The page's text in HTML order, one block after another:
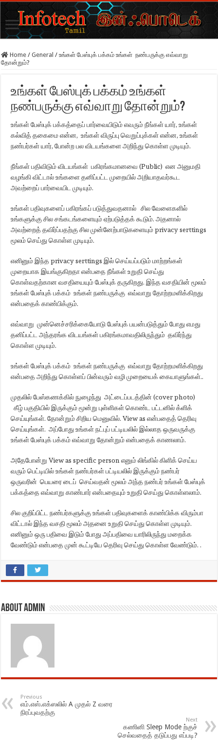
Home / General / உங்கள் பேஸ்புக் பக்கம் உங்கள் நண்பருக்கு எவ்வாறு
தோன்றும்?
உங்கள் பேஸ்புக் பக்கம் உங்கள்
நண்பருக்கு எவ்வாறு தோன்றும்?
உங்கள் பேஸ்புக் பக்கத்தைப் பார்வையிடும் எவரும் நீங்கள் யார், உங்கள்
கல்வித் தகைமை என்ன, உங்கள் விருப்பு வெறுப்புக்கள் என்ன, உங்கள்
நண்பர்கள் யார், போன்ற பல விடயங்களை அறிந்து கொள்ள முடியும்.
நீங்கள் பதிவிடும் விடயங்கள் பகிரங்கமானவை (Public) என அனுமதி
வழங்கி விட்டால் உங்களை தனிப்பட்ட முறையில் அறியாதவர்கூட
அவற்றைப் பார்வையிட முடியும்.
உங்கள் பதிவுகளைப் பகிரங்கப் படுத்துவதனால் சில வேளைகளில்
உங்களுக்கு சில சங்கடங்களையும் ஏற்படுத்தக் கூடும். அதனால்
அவற்றைத் தவிர்ப்பதற்கு சில முன்னேற்பாடுகளையும் privacy serttings
மூலம் செய்து கொள்ள முடியும்.
எனினும் இந்த privacy serttings இல் செய்யப்படும் மாற்றங்கள்
முறையாக இயங்குகிறதா என்பதை நீங்கள் உறுதி செய்து
கொள்வதற்கான வசதியையும் பேஸ்புக் தருகிறது. இந்த வசதியின் மூலம்
உங்கள் பேஸ்புக் பக்கம் உங்கள் நண்பருக்கு எவ்வாறு தோற்றமளிக்கிறது
என்பதைக் காண்பிக்கும்.
எவ்வாறு முன்னெச்சரிக்கையோடு பேஸ்புக் பயன்படுத்தும் போது எமது
தனிப்பட்ட அந்தரங்க விடயங்கள் பகிரங்கமாவதிலிருந்தும் தவிர்ந்து
கொள்ள முடியும்.
உங்கள் பேஸ்புக் பக்கம் உங்கள் நண்பருக்கு எவ்வாறு தோற்றமளிக்கிறது
என்பதை அறிந்து கொள்ளப் பின்வரும் வழி முறையைக் கையாளுங்கள்..
முதலில் பேஸ்கணக்கில் நுழைந்து அட்டைப்படத்தின் (cover photo)
கீழ் பகுதியில் இருக்கும் மூன்று புள்ளிகள் கொண்ட பட்டனில் க்ளிக்
செய்யுங்கள். தோன்றும் சிறிய மெனுவில். View as என்பதைத் தெரிவு
செய்யுங்கள். அப்போது உங்கள் நட்புப் பட்டியலில் இல்லாத ஒருவருக்கு
உங்கள் பேஸ்புக் பக்கம் எவ்வாறு தோன்றும் என்பதைக் காணலாம்.
அதேபோன்று View as specific person எனும் லிங்கில் கிளிக் செய்ய
வரும் பெட்டியில் உங்கள் நண்பர்கள் பட்டியலில் இருக்கும் நண்பர்
ஒருவரின் பெயரை டைப் செய்வதன் மூலம் அந்த நண்பர் உங்கள் பேஸ்புக்
பக்கத்தை எவ்வாறு காண்பார் என்பதையும் உறுதி செய்து கொள்ளலாம்.
சில குறிப்பிட்ட நண்பர்களுக்கு உங்கள் பதிவுகளைக் காண்பிக்க விரும்பா
விட்டால் இந்த வசதி மூலம் அதனை உறுதி செய்து கொள்ள முடியும்.
எனினும் ஒரு பதிவை இடும் போது அப்பதிவை யாரிலிருந்து மறைக்க
வேண்டும் என்பதை முன் கூட்டியே தெரிவு செய்து கொள்ள வேண்டும். .
About admin
Previous
எம்.எஸ்.எக்ஸலில் A முதல் Z வரை
நிரப்புவதற்கு
Next
கணினி Sleep Mode ற்குச்
செல்வதைத் தடுப்பது எப்படி?